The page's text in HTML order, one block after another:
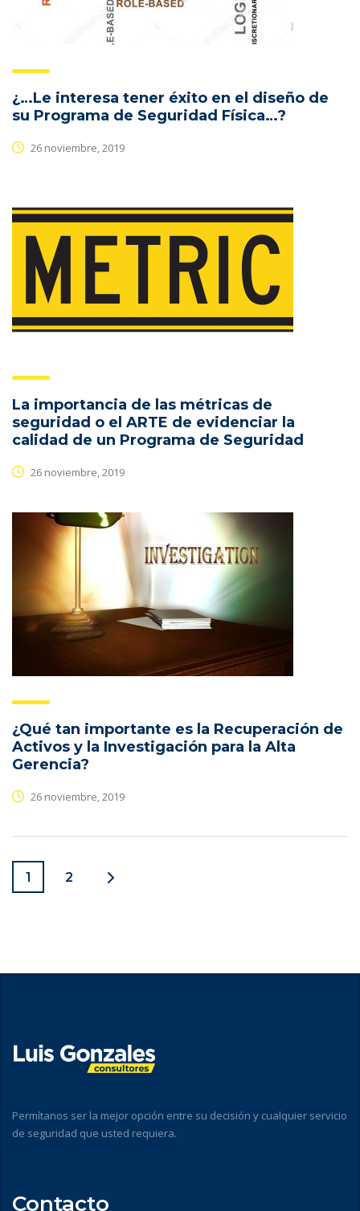
¿…Le interesa tener éxito en el diseño de
su Programa de Seguridad Física…?
26 noviembre, 2019
La importancia de las métricas de
seguridad o el ARTE de evidenciar la
calidad de un Programa de Seguridad
26 noviembre, 2019
¿Qué tan importante es la Recuperación de
Activos y la Investigación para la Alta
Gerencia?
26 noviembre, 2019
1 2
Permítanos ser la mejor opción entre su decisión y cualquier servicio
de seguridad que usted requiera.
Contacto